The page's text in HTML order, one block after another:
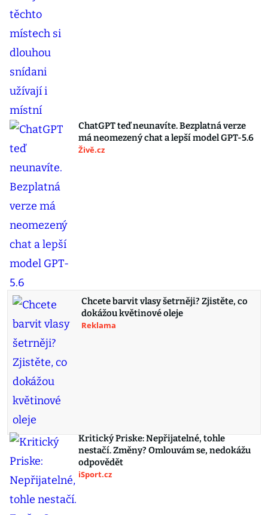
ChatGPT teď neunavíte. Bezplatná verze
má neomezený chat a lepší model GPT-5.6
Živě.cz
Chcete barvit vlasy šetrněji? Zjistěte, co
dokážou květinové oleje
Reklama
Kritický Priske: Nepřijatelné, tohle
nestačí. Změny? Omlouvám se, nedokážu
odpovědět
iSport.cz